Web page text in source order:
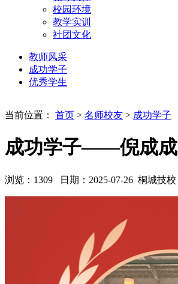
校园环境
教学实训
社团文化
教师风采
成功学子
优秀学生
当前位置： 首页 > 名师校友 > 成功学子
成功学子——倪成成
浏览： 1309 日期：2025-07-26 桐城技校